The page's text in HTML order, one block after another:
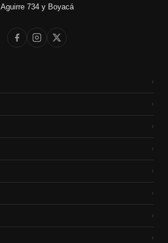
Aguirre 734 y Boyacá
›
›
›
›
›
›
›
›